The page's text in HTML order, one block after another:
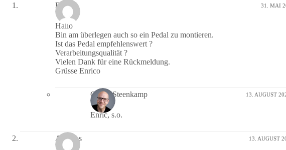
Enrico 31. MAI
Hallo
Bin am überlegen auch so ein Pedal zu montieren.
Ist das Pedal empfehlenswert ?
Verarbeitungsqualität ?
Vielen Dank für eine Rückmeldung.
Grüsse Enrico
Guido Steenkamp 13. AUGUST
Enric, s.o.
Andreas 13. AUGUST